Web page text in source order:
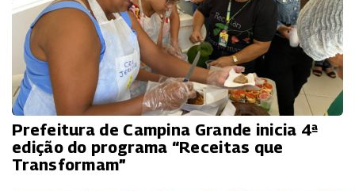
Prefeitura de Campina Grande inicia 4ª
edição do programa “Receitas que
Transformam”